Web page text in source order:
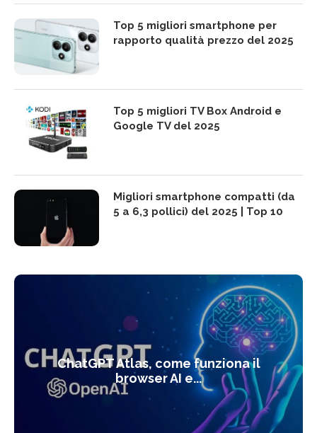
Top 5 migliori smartphone per
rapporto qualità prezzo del 2025
Top 5 migliori TV Box Android e
Google TV del 2025
Migliori smartphone compatti (da
5 a 6,3 pollici) del 2025 | Top 10
ChatGPT Atlas, come funziona il
browser AI e...